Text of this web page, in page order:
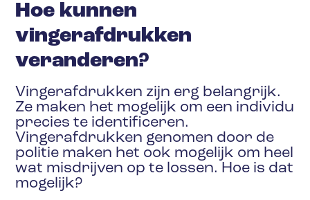
Hoe kunnen
vingerafdrukken
veranderen?
Vingerafdrukken zijn erg belangrijk.
Ze maken het mogelijk om een individu
precies te identificeren.
Vingerafdrukken genomen door de
politie maken het ook mogelijk om heel
wat misdrijven op te lossen. Hoe is dat
mogelijk?